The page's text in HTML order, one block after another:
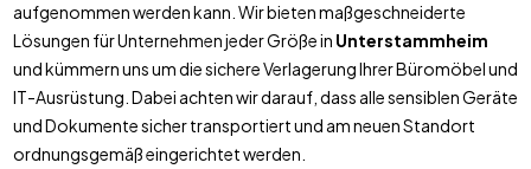
aufgenommen werden kann. Wir bieten maßgeschneiderte
Lösungen für Unternehmen jeder Größe in Unterstammheim
und kümmern uns um die sichere Verlagerung Ihrer Büromöbel und
IT-Ausrüstung. Dabei achten wir darauf, dass alle sensiblen Geräte
und Dokumente sicher transportiert und am neuen Standort
ordnungsgemäß eingerichtet werden.